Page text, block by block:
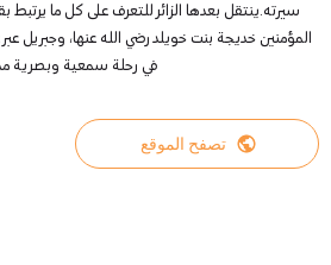
سيرته.ينتقل بعدها الزائر للتعرف على كل ما يرتبط
المؤمنين خديجة بنت خويلد رضي الله عنها، وجبريل
في رحلة سمعية وبصرية
تصفح الموقع